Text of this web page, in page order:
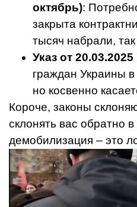
октябрь):
закрыта
тысяч набрали,
Указ от
граждан Украины
но косвенно
Короче, законы
склонять вас обратно
демобилизация – это